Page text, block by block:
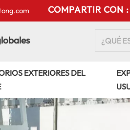
COMPARTIR CON :
EXTERIORES DEL